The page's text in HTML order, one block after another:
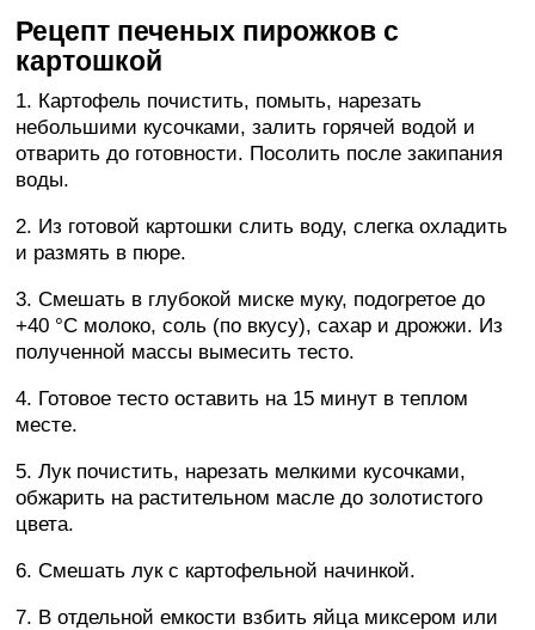
Рецепт печеных пирожков с
картошкой
1. Картофель почистить, помыть, нарезать
небольшими кусочками, залить горячей водой и
отварить до готовности. Посолить после закипания
воды.
2. Из готовой картошки слить воду, слегка охладить
и размять в пюре.
3. Смешать в глубокой миске муку, подогретое до
+40 °C молоко, соль (по вкусу), сахар и дрожжи. Из
полученной массы вымесить тесто.
4. Готовое тесто оставить на 15 минут в теплом
месте.
5. Лук почистить, нарезать мелкими кусочками,
обжарить на растительном масле до золотистого
цвета.
6. Смешать лук с картофельной начинкой.
7. В отдельной емкости взбить яйца миксером или